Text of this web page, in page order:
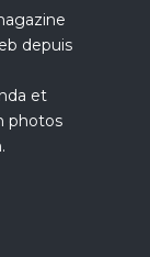
depuis
et
photos